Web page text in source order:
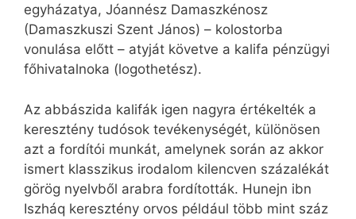
egyházatya, Jóannész Damaszkénosz
(Damaszkuszi Szent János) – kolostorba
vonulása előtt – atyját követve a kalifa pénzügyi
főhivatalnoka (logothetész).
Az abbászida kalifák igen nagyra értékelték a
keresztény tudósok tevékenységét, különösen
azt a fordítói munkát, amelynek során az akkor
ismert klasszikus irodalom kilencven százalékát
görög nyelvből arabra fordították. Hunejn ibn
Iszháq keresztény orvos például több mint száz